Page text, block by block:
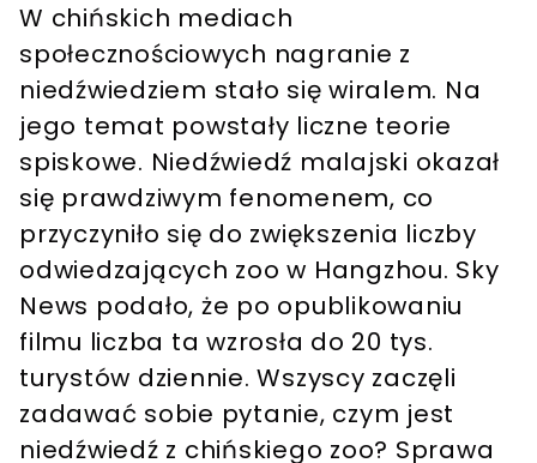
W chińskich mediach
społecznościowych nagranie z
niedźwiedziem stało się wiralem. Na
jego temat powstały liczne teorie
spiskowe. Niedźwiedź malajski okazał
się prawdziwym fenomenem, co
przyczyniło się do zwiększenia liczby
odwiedzających zoo w Hangzhou. Sky
News podało, że po opublikowaniu
filmu liczba ta wzrosła do 20 tys.
turystów dziennie. Wszyscy zaczęli
zadawać sobie pytanie, czym jest
niedźwiedź z chińskiego zoo? Sprawa